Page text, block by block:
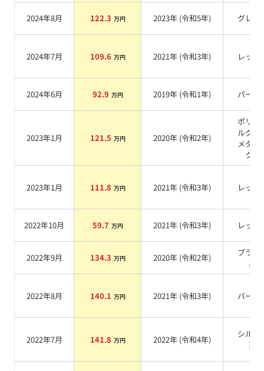
2024年8月 122.3 万円 2023年 (令和5年) グレー
2024年7月 109.6 万円 2021年 (令和3年) レッド
2024年6月 92.9 万円 2019年 (令和1年) パール
2023年1月 121.5 万円 2020年 (令和2年)
ポリメ
ルグレ
メタリ
ク
2023年1月 111.8 万円 2021年 (令和3年) レッド
2022年10月 59.7 万円 2021年 (令和3年) レッド
2022年9月 134.3 万円 2020年 (令和2年)
ブラッ
系
2022年8月 140.1 万円 2021年 (令和3年) パール
2022年7月 141.8 万円 2022年 (令和4年)
シルバ
系